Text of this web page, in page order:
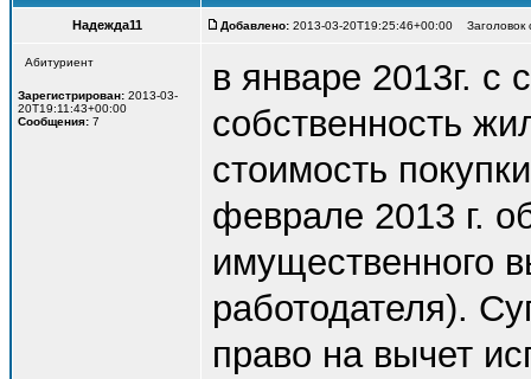
Надежда11 Добавлено: 2013-03-20T19:25:46+00:00 Заголовок
Абитуриент
Зарегистрирован: 2013-03-
20T19:11:43+00:00
Сообщения: 7
в январе 2013г. с
собственность
стоимость
феврале 2013 г.
имущественного
работодателя).
право на вычет